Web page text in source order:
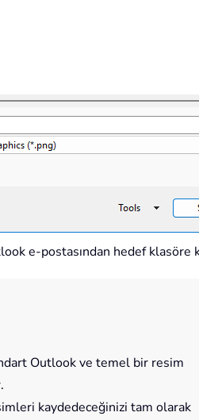
e-postasından hedef
Outlook ve temel bir resim
kaydedeceğinizi tam olarak